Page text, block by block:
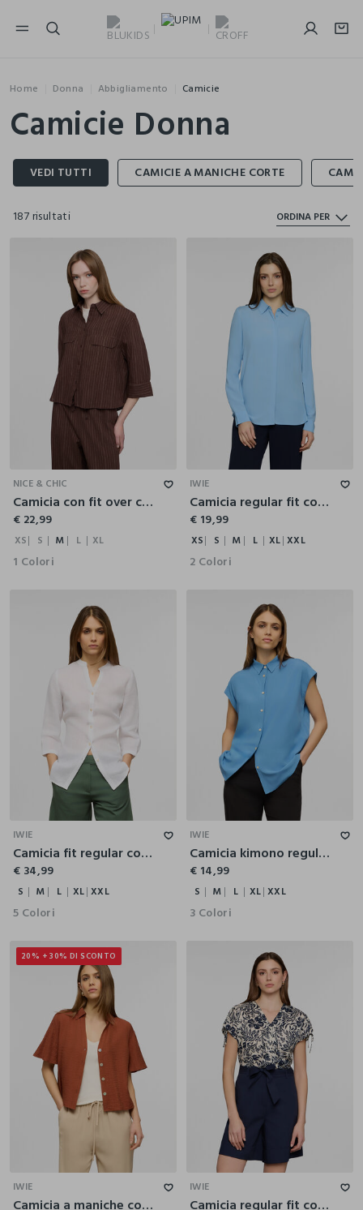
NAVIGATION.ARIA.GOTOMAINCONTENT
Home Donna Abbigliamento Camicie
Camicie Donna
187 risultati ORDINA PER
M
NICE & CHIC
Camicia con fit over con collo classico in misto lino donna
€ 22,99
XS S M L XL
1 Colori
M XL
XXL
IWIE
Camicia regular fit con colletto alla francese in pura viscosa donna
€ 19,99
XS S M L XL XXL
2 Colori
XXL
IWIE
Camicia fit regular con collo coreano in puro lino donna
€ 34,99
S M L XL XXL
5 Colori
XXL
IWIE
Camicia kimono regular fit con collo alla francese donna
€ 14,99
S M L XL XXL
3 Colori
20% + 30% DI SCONTO
XXL
IWIE
Camicia a maniche corte con colletto classico in misto viscosa donna
M L XL XXL
IWIE
Camicia regular fit con scollo a V in popeline donna